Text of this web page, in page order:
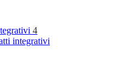
4
integrativi